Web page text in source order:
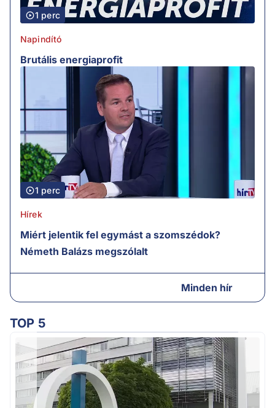
1 perc
Napindító
Brutális energiaprofit
1 perc
Hírek
Miért jelentik fel egymást a szomszédok?
Németh Balázs megszólalt
Minden hír
TOP 5